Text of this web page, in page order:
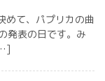
めて、パプリカの曲
発表の日です。み